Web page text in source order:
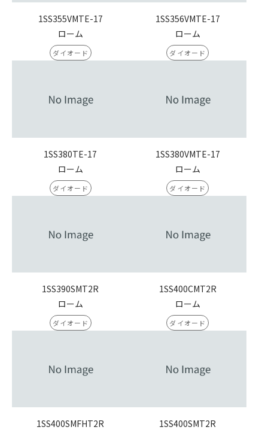
1SS355VMTE-17
ローム
ダイオード
1SS356VMTE-17
ローム
ダイオード
1SS380TE-17
ローム
ダイオード
1SS380VMTE-17
ローム
ダイオード
1SS390SMT2R
ローム
ダイオード
1SS400CMT2R
ローム
ダイオード
1SS400SMFHT2R
1SS400SMT2R